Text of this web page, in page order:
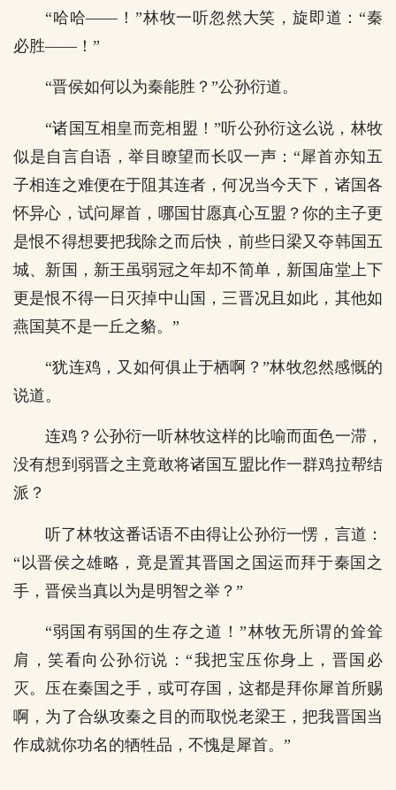
“哈哈——！”林牧一听忽然大笑，旋即道：“秦
必胜——！”
“晋侯如何以为秦能胜？”公孙衍道。
“诸国互相皇而竞相盟！”听公孙衍这么说，林牧
似是自言自语，举目瞭望而长叹一声：“犀首亦知五
子相连之难便在于阻其连者，何况当今天下，诸国各
怀异心，试问犀首，哪国甘愿真心互盟？你的主子更
是恨不得想要把我除之而后快，前些日梁又夺韩国五
城、新国，新王虽弱冠之年却不简单，新国庙堂上下
更是恨不得一日灭掉中山国，三晋况且如此，其他如
燕国莫不是一丘之貉。”
“犹连鸡，又如何俱止于栖啊？”林牧忽然感慨的
说道。
连鸡？公孙衍一听林牧这样的比喻而面色一滞，
没有想到弱晋之主竟敢将诸国互盟比作一群鸡拉帮结
派？
听了林牧这番话语不由得让公孙衍一愣，言道：
“以晋侯之雄略，竟是置其晋国之国运而拜于秦国之
手，晋侯当真以为是明智之举？”
“弱国有弱国的生存之道！”林牧无所谓的耸耸
肩，笑看向公孙衍说：“我把宝压你身上，晋国必
灭。压在秦国之手，或可存国，这都是拜你犀首所赐
啊，为了合纵攻秦之目的而取悦老梁王，把我晋国当
作成就你功名的牺牲品，不愧是犀首。”